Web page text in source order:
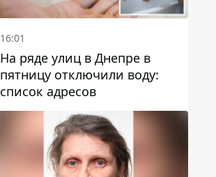
16:01
На ряде улиц в Днепре в
пятницу отключили воду:
список адресов